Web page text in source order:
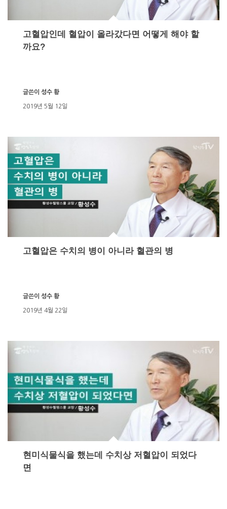
고혈압인데 혈압이 올라갔다면 어떻게 해야 할
까요?
2019년 5월 12일
글쓴이 성수 황
고혈압은 수치의 병이 아니라 혈관의 병
2019년 4월 22일
글쓴이 성수 황
현미식물식을 했는데 수치상 저혈압이 되었다
면